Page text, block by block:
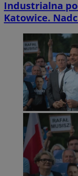
Industrialna
Katowice.